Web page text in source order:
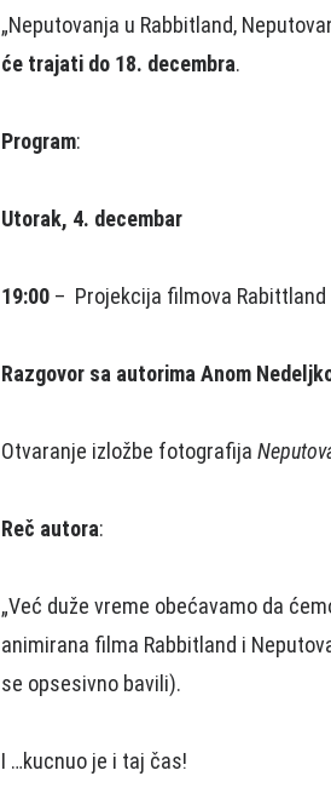
„Neputovanja u Rabbitland,
će trajati do 18. decembra.
Program:
Utorak, 4. decembar
19:00 – Projekcija filmova Rabittland
Razgovor sa autorima Anom
Otvaranje izložbe fotografija
Reč autora:
„Već duže vreme obećavamo da
animirana filma Rabbitland i
se opsesivno bavili).
I …kucnuo je i taj čas!